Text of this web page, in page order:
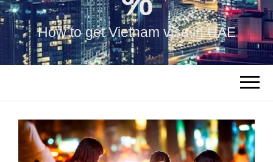
How to get Vietnam visa in UAE